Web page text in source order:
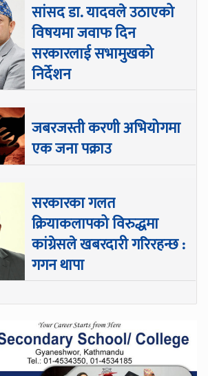
सांसद डा‍‍. यादवले उठाएको
विषयमा जवाफ दिन
सरकारलाई सभामुखको
निर्देशन
जबरजस्ती करणी अभियोगमा
एक जना पक्राउ
सरकारका गलत
क्रियाकलापको विरुद्धमा
कांग्रेसले खबरदारी गरिरहन्छ :
गगन थापा